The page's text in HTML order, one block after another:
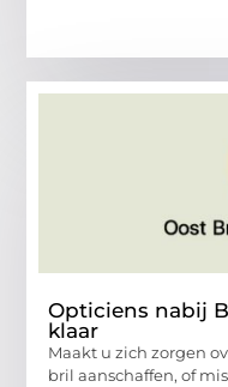
Opticiens nabij
klaar
Maakt u zich zorgen
bril aanschaffen, of